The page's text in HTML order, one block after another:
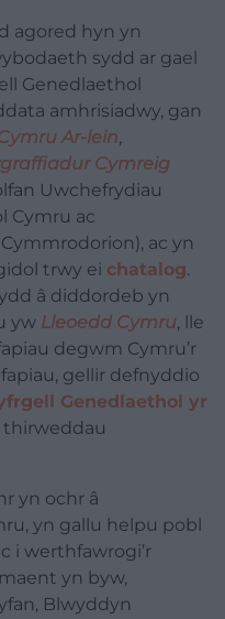
agored hyn yn
sydd ar gael
Genedlaethol
amhrisiadwy, gan
Ar-lein,
Cymreig
Uwchefrydiau
Cymru ac
ac yn
trwy ei chatalog.
â diddordeb yn
yw Lleoedd Cymru, lle
degwm Cymru’r
gellir defnyddio
Genedlaethol yr
thirweddau
yn ochr â
yn gallu helpu pobl
i werthfawrogi’r
yn byw,
Blwyddyn